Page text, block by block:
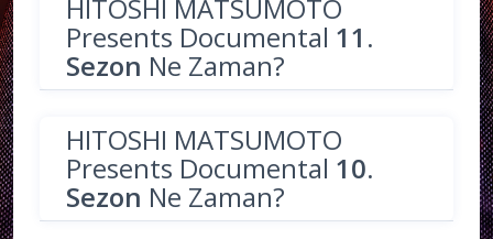
HITOSHI MATSUMOTO
Presents Documental 11.
Sezon Ne Zaman?
HITOSHI MATSUMOTO
Presents Documental 10.
Sezon Ne Zaman?